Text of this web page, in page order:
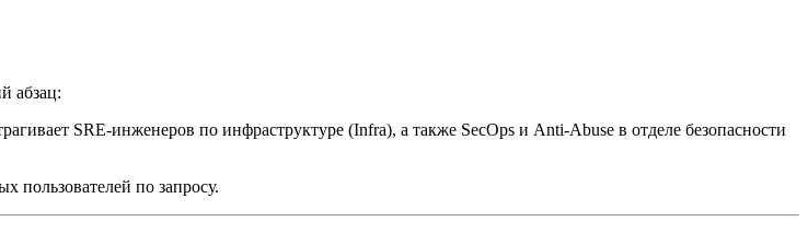
абзац:
SRE-инженеров по инфраструктуре (Infra), а также SecOps и Anti-Abuse в отделе безопасности
по запросу.